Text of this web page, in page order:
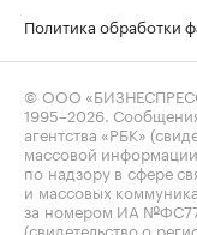
Политика обработки
© ООО
1995–2026 .
агентства «РБК»
массовой
по надзору в сфере
и массовых
за номером ИА
(свидетельство о